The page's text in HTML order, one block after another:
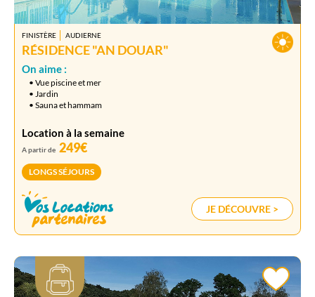
FINISTÈRE AUDIERNE
RÉSIDENCE "AN DOUAR"
On aime :
• Vue piscine et mer
• Jardin
• Sauna et hammam
Location à la semaine
A partir de 249€
LONGS SÉJOURS
JE DÉCOUVRE >